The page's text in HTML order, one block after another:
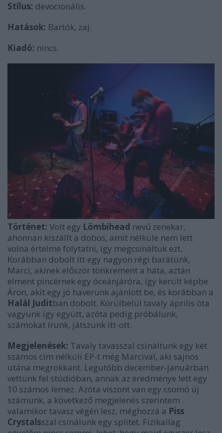
Stílus: devocionális.
Hatások: Bartók, zaj.
Kiadó: nincs.
Történet: Volt egy Lömbihead nevű zenekar,
ahonnan kiszállt a dobos, amit nélküle nem lett
volna értelme folytatni, így megcsináltuk ezt.
Korábban dobolt itt egy nagyon régi barátunk,
Marci, akinek először tönkrement a háta, aztán
elment pincérnek egy óceánjáróra, így került képbe
Áron, akit egy jó haverunk ajánlott be, és korábban a
Halál Juditban dobolt. Körülbelül tavaly április óta
vagyunk így együtt, azóta pedig próbálunk,
számokat írunk, játszunk itt-ott.
Megjelenések: Tavaly tavasszal csináltunk egy két
számos cím nélküli EP-t még Marcival, aki sajnos
utána megrokkant. Legutóbb december-januárban
vettünk fel stúdióban, annak az eredménye lett egy
10 számos lemez. Azóta viszont van egy csomó új
számunk, a következő megjelenés szerintem
valamikor tavasz végén lesz, méghozzá a Piss
Crystalsszal csinálunk egy splitet. Fizikailag